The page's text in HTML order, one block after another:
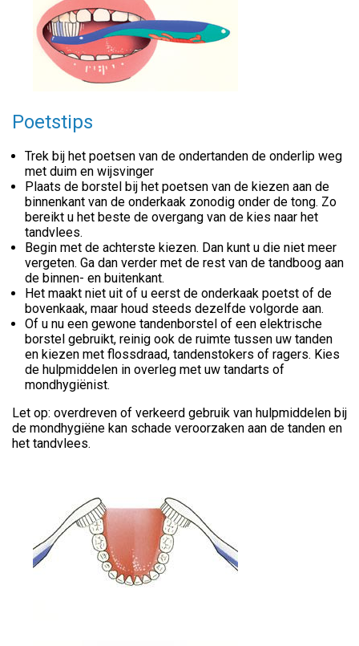
Poetstips
Trek bij het poetsen van de ondertanden de onderlip weg
met duim en wijsvinger
Plaats de borstel bij het poetsen van de kiezen aan de
binnenkant van de onderkaak zonodig onder de tong. Zo
bereikt u het beste de overgang van de kies naar het
tandvlees.
Begin met de achterste kiezen. Dan kunt u die niet meer
vergeten. Ga dan verder met de rest van de tandboog aan
de binnen- en buitenkant.
Het maakt niet uit of u eerst de onderkaak poetst of de
bovenkaak, maar houd steeds dezelfde volgorde aan.
Of u nu een gewone tandenborstel of een elektrische
borstel gebruikt, reinig ook de ruimte tussen uw tanden
en kiezen met flossdraad, tandenstokers of ragers. Kies
de hulpmiddelen in overleg met uw tandarts of
mondhygiënist.
Let op: overdreven of verkeerd gebruik van hulpmiddelen bij
de mondhygiëne kan schade veroorzaken aan de tanden en
het tandvlees.